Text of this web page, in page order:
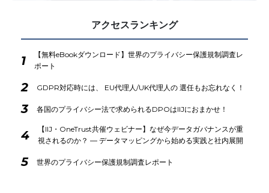
アクセスランキング
1
【無料eBookダウンロード】世界のプライバシー保護規制調査レ
ポート
2 GDPR対応時には、 EU代理人/UK代理人の 選任もお忘れなく！
3 各国のプライバシー法で求められるDPOはIIJにおまかせ！
4
【IIJ・OneTrust共催ウェビナー】なぜ今データガバナンスが重
視されるのか？ ― データマッピングから始める実践と社内展開
5 世界のプライバシー保護規制調査レポート